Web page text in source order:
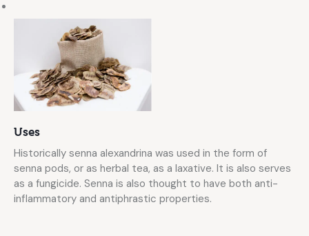
Uses
Historically senna alexandrina was used in the form of
senna pods, or as herbal tea, as a laxative. It is also serves
as a fungicide. Senna is also thought to have both anti-
inflammatory and antiphrastic properties.